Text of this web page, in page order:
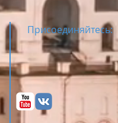
Присоединяйтесь: